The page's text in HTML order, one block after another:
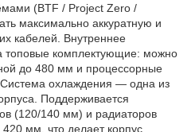
(BTF / Project Zero /
максимально аккуратную и
кабелей. Внутреннее
топовые комплектующие: можно
до 480 мм и процессорные
охлаждения — одна из
Поддерживается
(120/140 мм) и радиаторов
мм, что делает корпус